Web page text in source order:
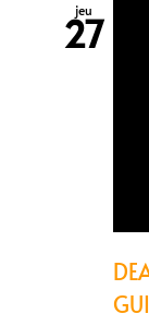
jeu
27